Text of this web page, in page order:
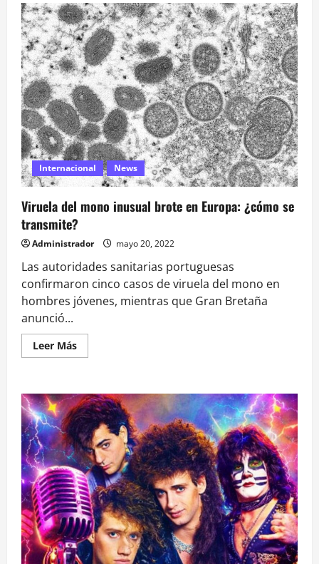
Diana
Ross
y
Tame
Impala,
calor
y
funk
color
Minions
Internacional News
Viruela del mono inusual brote en Europa: ¿cómo se
transmite?
Administrador mayo 20, 2022
Las autoridades sanitarias portuguesas
confirmaron cinco casos de viruela del mono en
hombres jóvenes, mientras que Gran Bretaña
anunció...
Leer MásLeer
más
del
mono
inusual
brote
en
Europa:
¿cómo
se
transmite?